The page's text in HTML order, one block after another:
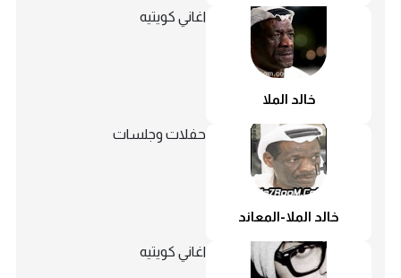
خالد الملا
اغاني كويتيه
خالد الملا-المعاند
حفلات وجلسات
اغاني كويتيه